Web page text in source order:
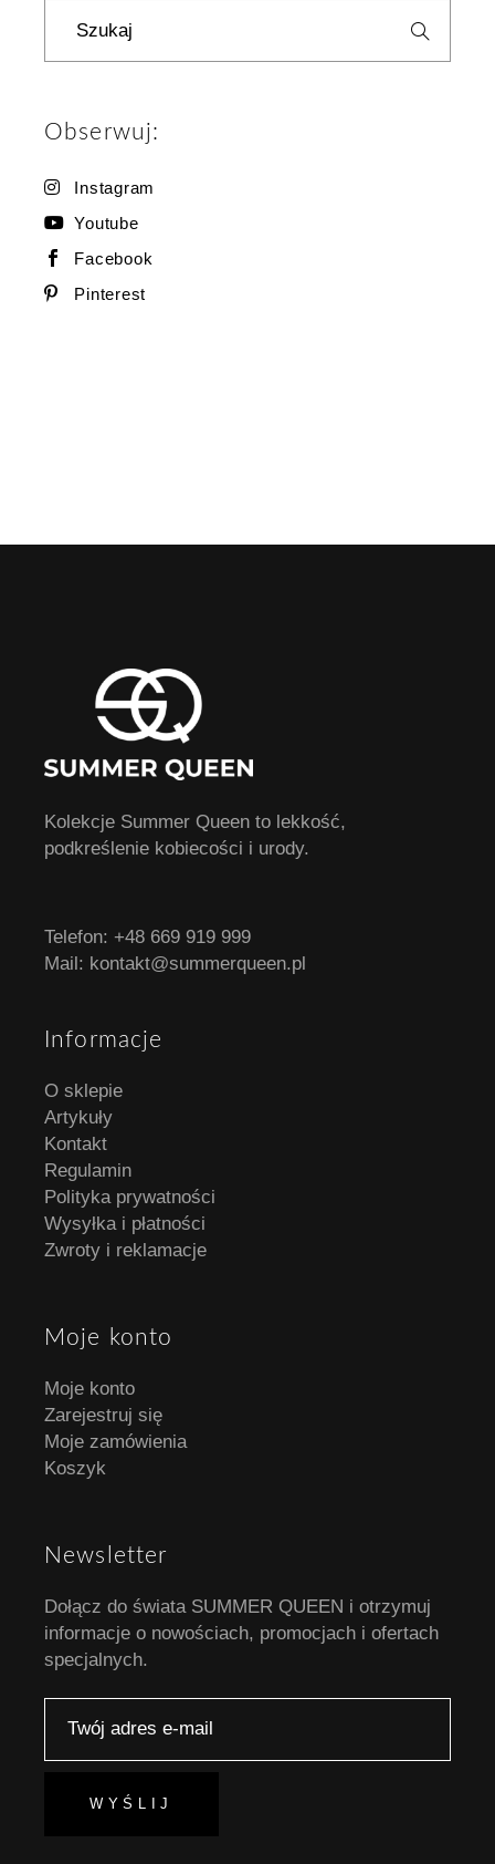
Obserwuj:
Instagram
Youtube
Facebook
Pinterest
Kolekcje Summer Queen to lekkość,
podkreślenie kobiecości i urody.
Telefon:+48 669 919 999
Mail: kontakt@summerqueen.pl
Informacje
O sklepie
Artykuły
Kontakt
Regulamin
Polityka prywatności
Wysyłka i płatności
Zwroty i reklamacje
Moje konto
Moje konto
Zarejestruj się
Moje zamówienia
Koszyk
Newsletter
Dołącz do świata SUMMER QUEEN i otrzymuj
informacje o nowościach, promocjach i ofertach
specjalnych.
WYŚLIJ